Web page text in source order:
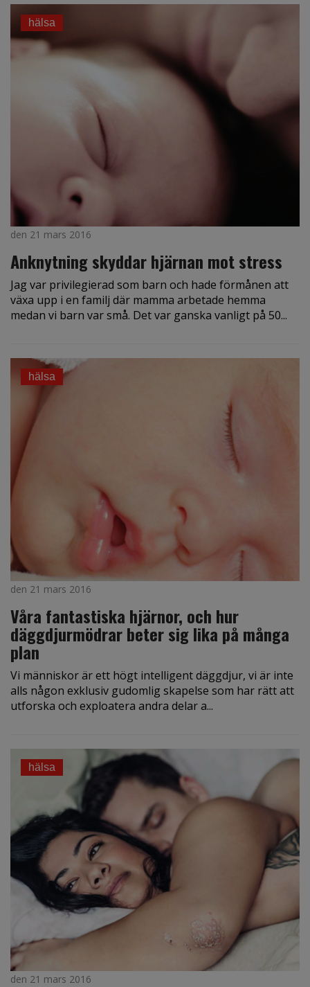
hälsa
den 21 mars 2016
Anknytning skyddar hjärnan mot stress
Jag var privilegierad som barn och hade förmånen att
växa upp i en familj där mamma arbetade hemma
medan vi barn var små. Det var ganska vanligt på 50...
hälsa
den 21 mars 2016
Våra fantastiska hjärnor, och hur
däggdjur­mödrar beter sig lika på många
plan
Vi människor är ett högt intelligent däggdjur, vi är inte
alls någon exklusiv gudomlig skapelse som har rätt att
utforska och exploatera andra delar a...
hälsa
den 21 mars 2016